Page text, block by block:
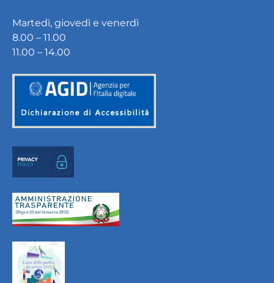
Martedì, giovedì e venerdì
8.00 – 11.00
11.00 – 14.00